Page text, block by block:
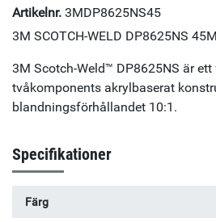
Artikelnr. 3MDP8625NS45
3M SCOTCH-WELD DP8625NS
3M Scotch-Weld™ DP8625NS är
tvåkomponents akrylbaserat
blandningsförhållandet 10:1.
Specifikationer
Färg